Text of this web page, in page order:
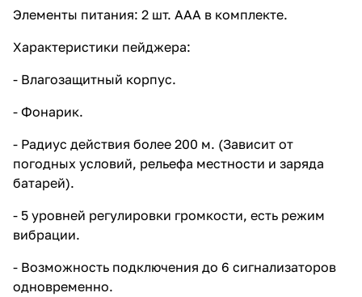
Элементы питания: 2 шт. ААА в комплекте.
Характеристики пейджера:
- Влагозащитный корпус.
- Фонарик.
- Радиус действия более 200 м. (Зависит от
погодных условий, рельефа местности и заряда
батарей).
- 5 уровней регулировки громкости, есть режим
вибрации.
- Возможность подключения до 6 сигнализаторов
одновременно.